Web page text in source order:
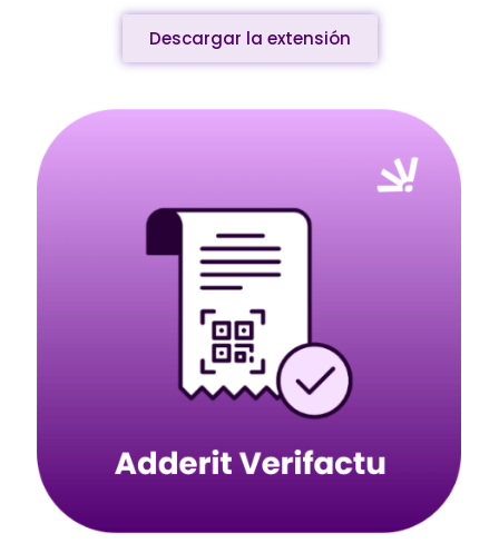
Descargar la extensión